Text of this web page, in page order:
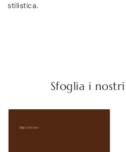
stilistica.
Sfoglia i